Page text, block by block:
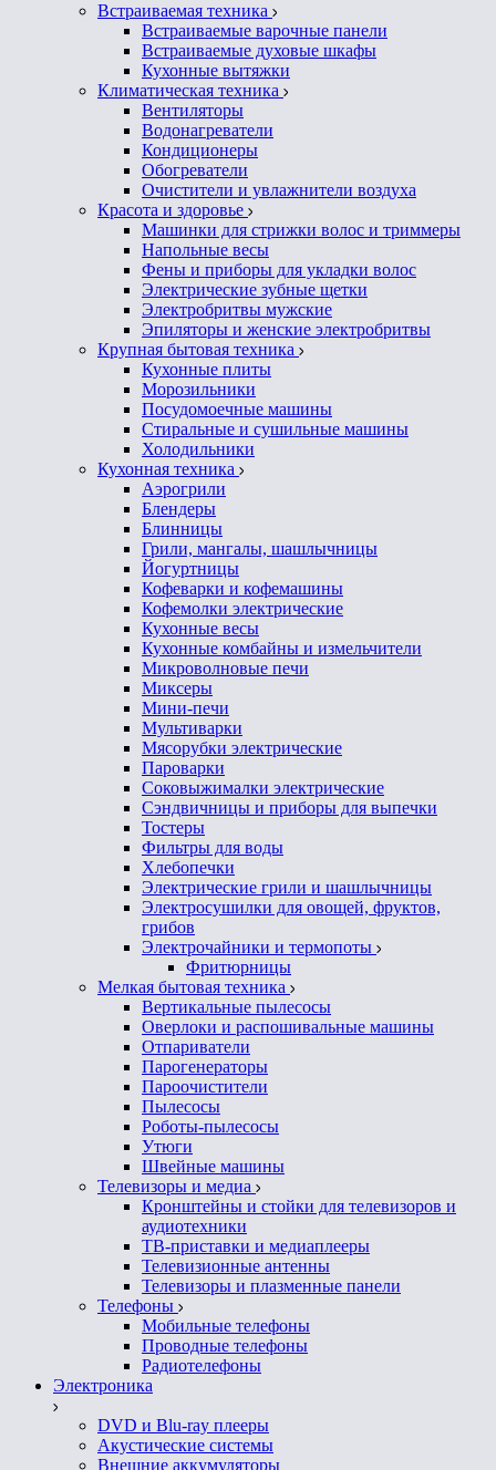
Встраиваемая техника
Встраиваемые варочные панели
Встраиваемые духовые шкафы
Кухонные вытяжки
Климатическая техника
Вентиляторы
Водонагреватели
Кондиционеры
Обогреватели
Очистители и увлажнители воздуха
Красота и здоровье
Машинки для стрижки волос и триммеры
Напольные весы
Фены и приборы для укладки волос
Электрические зубные щетки
Электробритвы мужские
Эпиляторы и женские электробритвы
Крупная бытовая техника
Кухонные плиты
Морозильники
Посудомоечные машины
Стиральные и сушильные машины
Холодильники
Кухонная техника
Аэрогрили
Блендеры
Блинницы
Грили, мангалы, шашлычницы
Йогуртницы
Кофеварки и кофемашины
Кофемолки электрические
Кухонные весы
Кухонные комбайны и измельчители
Микроволновые печи
Миксеры
Мини-печи
Мультиварки
Мясорубки электрические
Пароварки
Соковыжималки электрические
Сэндвичницы и приборы для выпечки
Тостеры
Фильтры для воды
Хлебопечки
Электрические грили и шашлычницы
Электросушилки для овощей, фруктов,
грибов
Электрочайники и термопоты
Фритюрницы
Мелкая бытовая техника
Вертикальные пылесосы
Оверлоки и распошивальные машины
Отпариватели
Парогенераторы
Пароочистители
Пылесосы
Роботы-пылесосы
Утюги
Швейные машины
Телевизоры и медиа
Кронштейны и стойки для телевизоров и
аудиотехники
ТВ-приставки и медиаплееры
Телевизионные антенны
Телевизоры и плазменные панели
Телефоны
Мобильные телефоны
Проводные телефоны
Радиотелефоны
Электроника
DVD и Blu-ray плееры
Акустические системы
Внешние аккумуляторы